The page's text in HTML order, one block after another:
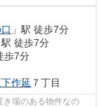
」駅 徒歩7分
駅 徒歩7分
歩7分
下作延 ７丁目
き場のある物件なの